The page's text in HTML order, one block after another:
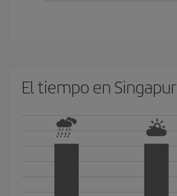
El tiempo en Singapur